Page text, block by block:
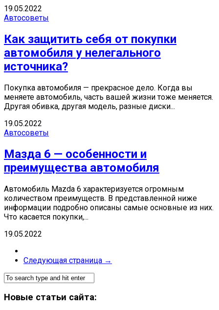
19.05.2022
Автосоветы
Как защитить себя от покупки
автомобиля у нелегального
источника?
Покупка автомобиля — прекрасное дело. Когда вы
меняете автомобиль, часть вашей жизни тоже меняется.
Другая обивка, другая модель, разные диски...
19.05.2022
Автосоветы
Мазда 6 — особенности и
преимущества автомобиля
Автомобиль Mazda 6 характеризуется огромным
количеством преимуществ. В представленной ниже
информации подробно описаны самые основные из них.
Что касается покупки,...
19.05.2022
Следующая страница →
Новые статьи сайта: